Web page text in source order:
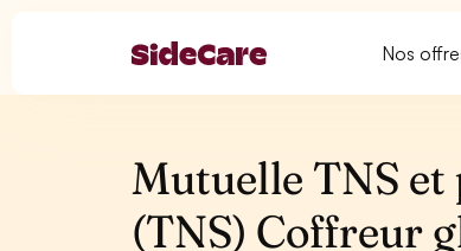
Nos
Mutuelle TNS
(TNS) Coffreur